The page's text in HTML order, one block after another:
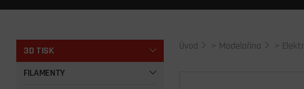
3D TISK
FILAMENTY
Úvod > Modelařina >